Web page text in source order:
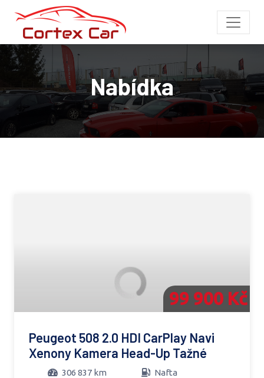
Nabídka
99 900 Kč
Peugeot 508 2.0 HDI CarPlay Navi
Xenony Kamera Head-Up Tažné
306 837 km
Nafta